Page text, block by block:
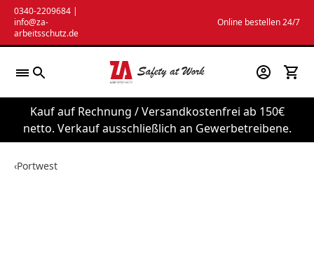
Zum
Inhalt
springen
0340-2209684 |
info@za-
arbeitsschutz.de
Online bestellen 24/7
Kauf auf Rechnung / Versandkostenfrei ab 150€
netto. Verkauf ausschließlich an Gewerbetreibene.
‹Portwest